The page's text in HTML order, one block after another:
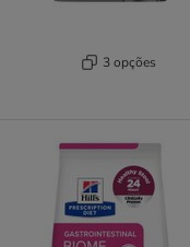
3 opções